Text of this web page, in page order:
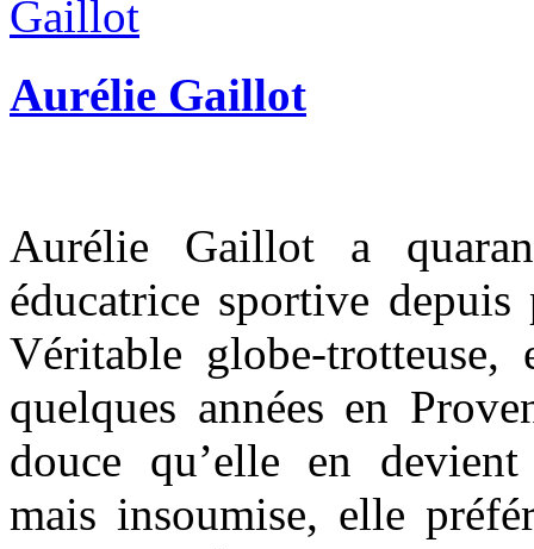
Aurélie Gaillot
Aurélie Gaillot a
éducatrice sportive
Véritable globe-trotteuse,
quelques années en
douce qu’elle en
mais insoumise, elle